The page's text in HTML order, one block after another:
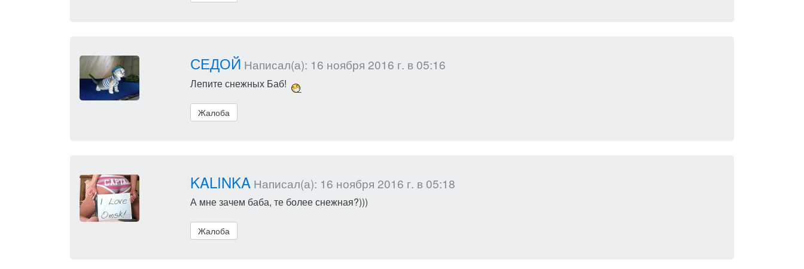
СЕДОЙ Написал(а): 16 ноября 2016 г. в 05:16
Лепите снежных Баб!
Жалоба
KALINKAНаписал(а): 16 ноября 2016 г. в 05:18
А мне зачем баба, те более снежная?)))
Жалоба